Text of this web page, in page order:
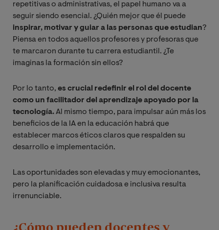
repetitivas o administrativas, el papel humano va a
seguir siendo esencial. ¿Quién mejor que él puede
inspirar, motivar y guiar a las personas que estudian?
Piensa en todos aquellos profesores y profesoras que
te marcaron durante tu carrera estudiantil. ¿Te
imaginas la formación sin ellos?
Por lo tanto, es crucial redefinir el rol del docente
como un facilitador del aprendizaje apoyado por la
tecnología.Al mismo tiempo, para impulsar aún más los
beneficios de la IA en la educación habrá que
establecer marcos éticos claros que respalden su
desarrollo e implementación.
Las oportunidades son elevadas y muy emocionantes,
pero la planificación cuidadosa e inclusiva resulta
irrenunciable.
¿Cómo pueden docentes y